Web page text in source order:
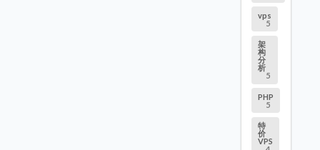
vps
5
架
构
分
析
5
PHP
5
特
价
VPS